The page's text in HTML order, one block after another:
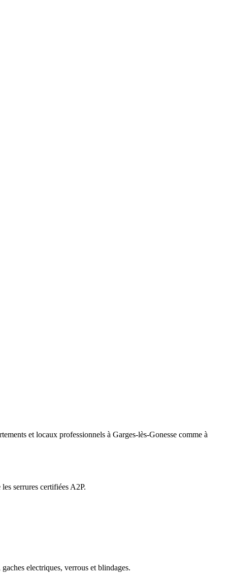
et locaux professionnels à Garges-lès-Gonesse comme à
serrures certifiées A2P.
electriques, verrous et blindages.